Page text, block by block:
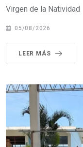
Virgen de la Natividad
05/08/2026
LEER MÁS